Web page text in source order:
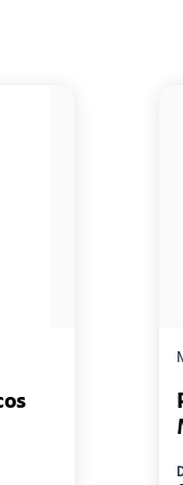
Power Bank Mini